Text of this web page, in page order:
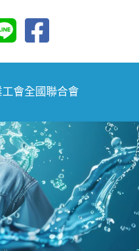
會全國聯合會